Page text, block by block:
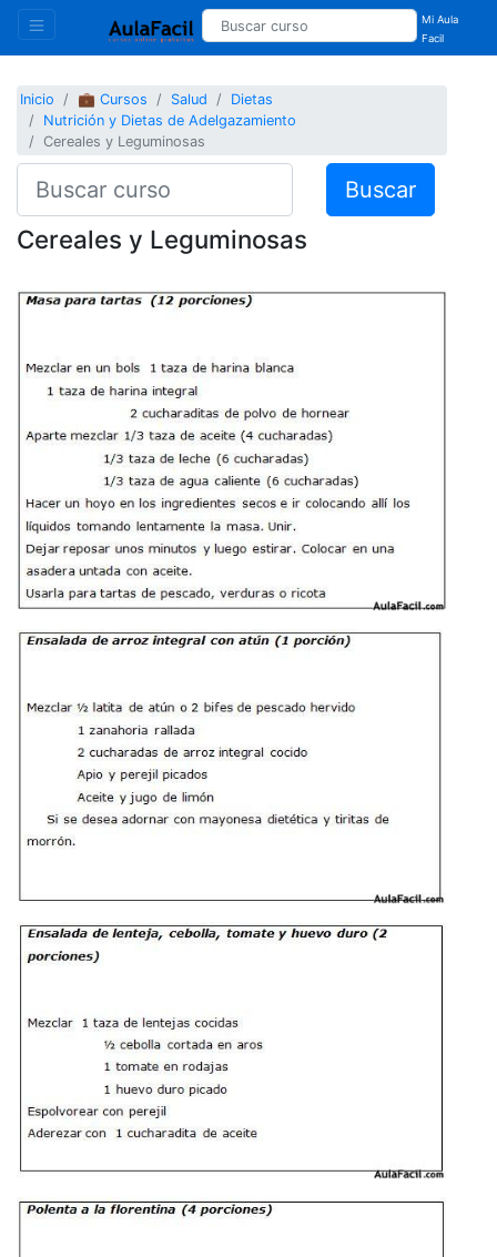
Mi Aula
Facil
Inicio 💼 Cursos Salud
Dietas
Nutrición y Dietas de Adelgazamiento
Cereales y Leguminosas
Buscar
Cereales y Leguminosas